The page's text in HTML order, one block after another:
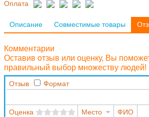
Оплата
Описание Совместимые товары
Комментарии
Оставив отзыв или оценку, Вы
правильный выбор множеству людей!
Отзыв Формат
Оценка Место
ФИО